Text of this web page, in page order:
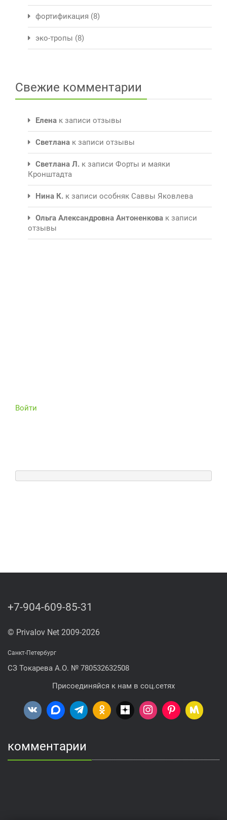
фортификация (8)
эко-тропы (8)
Свежие комментарии
Елена к записи отзывы
Светлана к записи отзывы
Светлана Л. к записи Форты и маяки
Кронштадта
Нина К. к записи особняк Саввы Яковлева
Ольга Александровна Антоненкова к записи
отзывы
Войти
+7-904-609-85-31
© Privalov Net 2009-2026
Санкт-Петербург
СЗ Токарева А.О. № 780532632508
Присоединяйся к нам в соц.сетях
комментарии